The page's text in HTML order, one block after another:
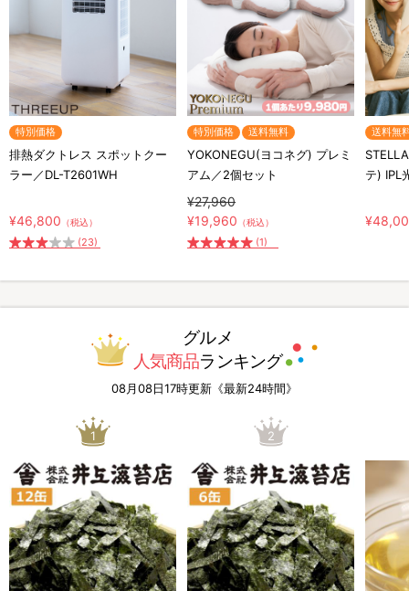
特別価格
排熱ダクトレス スポットクー
ラー／DL-T2601WH
¥46,800 （税込）
(23)
特別価格 送料無料
YOKONEGU(ヨコネグ) プレミ
アム／2個セット
¥27,960
¥19,960 （税込）
(1)
送料無
テ) IPL
グルメ
人気商品ランキング
08月08日17時更新《最新24時間》
1 2